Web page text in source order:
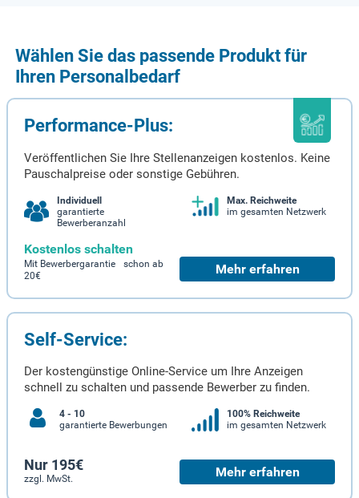
Wählen Sie das passende Produkt für
Ihren Personalbedarf
Performance-Plus:
Veröffentlichen Sie Ihre Stellenanzeigen kostenlos. Keine
Pauschalpreise oder sonstige Gebühren.
Individuell
garantierte
Bewerberanzahl
Max. Reichweite
im gesamten Netzwerk
Kostenlos schalten
Mit Bewerbergarantie schon ab
20€
Mehr erfahren
Self-Service:
Der kostengünstige Online-Service um Ihre Anzeigen
schnell zu schalten und passende Bewerber zu finden.
4 - 10
garantierte Bewerbungen
100% Reichweite
im gesamten Netzwerk
Nur 195€
zzgl. MwSt. Mehr erfahren